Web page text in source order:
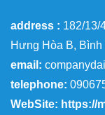
address : 182/13/
Hưng Hòa B,
email:
telephone:
WebSite: https://